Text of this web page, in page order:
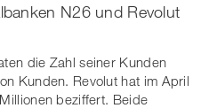
N26 und Revolut
die Zahl seiner Kunden
Kunden. Revolut hat im April
beziffert. Beide